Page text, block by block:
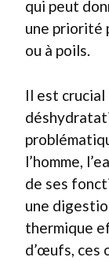
qui peut
une priorité
ou à poils.
Il est
l’homme,
de ses
une
thermique
d’œufs, ces